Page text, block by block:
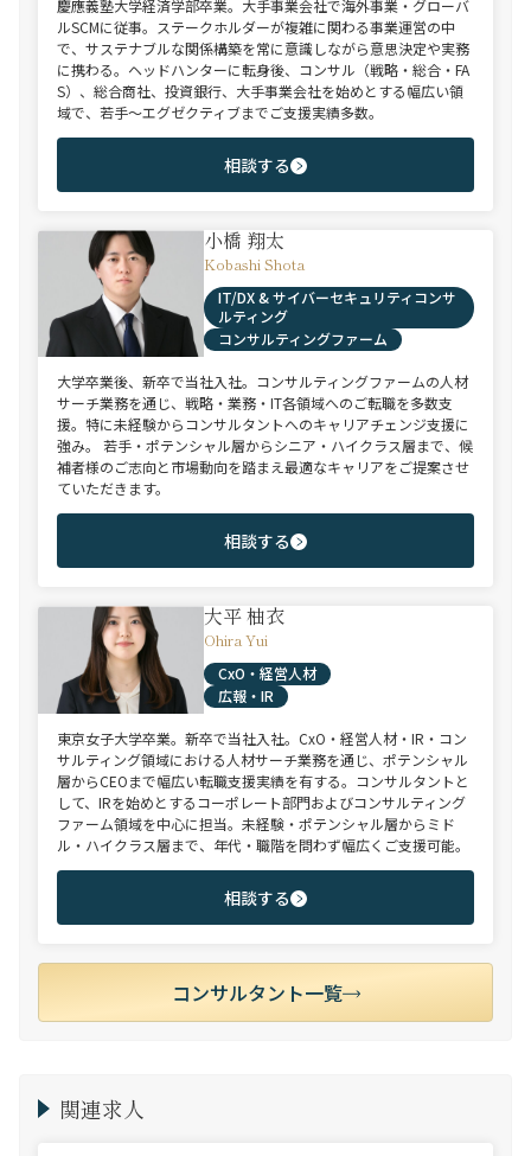
慶應義塾大学経済学部卒業。大手事業会社で海外事業・グローバ
ルSCMに従事。ステークホルダーが複雑に関わる事業運営の中
で、サステナブルな関係構築を常に意識しながら意思決定や実務
に携わる。ヘッドハンターに転身後、コンサル（戦略・総合・FA
S）、総合商社、投資銀行、大手事業会社を始めとする幅広い領
域で、若手～エグゼクティブまでご支援実績多数。
相談する
小橋 翔太
Kobashi Shota
IT/DX & サイバーセキュリティコンサ
ルティング
コンサルティングファーム
大学卒業後、新卒で当社入社。コンサルティングファームの人材
サーチ業務を通じ、戦略・業務・IT各領域へのご転職を多数支
援。特に未経験からコンサルタントへのキャリアチェンジ支援に
強み。 若手・ポテンシャル層からシニア・ハイクラス層まで、候
補者様のご志向と市場動向を踏まえ最適なキャリアをご提案させ
ていただきます。
相談する
大平 柚衣
Ohira Yui
CxO・経営人材
広報・IR
東京女子大学卒業。新卒で当社入社。CxO・経営人材・IR・コン
サルティング領域における人材サーチ業務を通じ、ポテンシャル
層からCEOまで幅広い転職支援実績を有する。コンサルタントと
して、IRを始めとするコーポレート部門およびコンサルティング
ファーム領域を中心に担当。未経験・ポテンシャル層からミド
ル・ハイクラス層まで、年代・職階を問わず幅広くご支援可能。
相談する
コンサルタント一覧
関連求人